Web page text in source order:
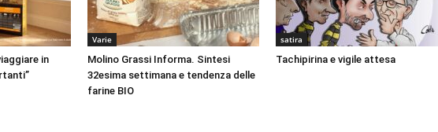
in
Varie
Molino Grassi Informa. Sintesi
32esima settimana e tendenza delle
farine BIO
satira
Tachipirina e vigile attesa